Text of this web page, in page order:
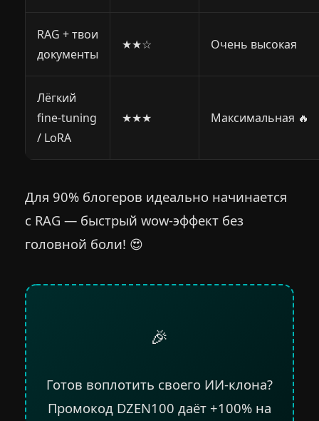
RAG + твои
документы
★★☆ Очень высокая
Лёгкий
fine-tuning
/ LoRA
★★★ Максимальная 🔥
Для 90% блогеров идеально начинается
с RAG — быстрый wow-эффект без
головной боли! 😍
🎉
Готов воплотить своего ИИ-клона?
Промокод DZEN100 даёт +100% на